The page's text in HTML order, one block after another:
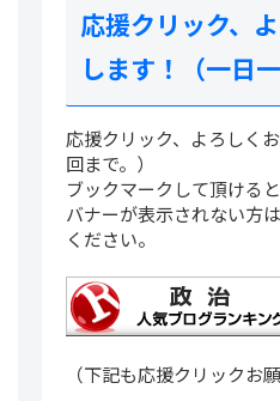
応援クリック、
します！（一日
応援クリック、よろしく
回まで。）
ブックマークして頂ける
バナーが表示されない方は
ください。
（下記も応援クリックお